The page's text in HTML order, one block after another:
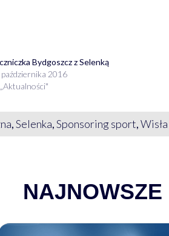
Bydgoszcz z Selenką
2016
,Selenka,Sponsoring sport,
NAJNOWSZE